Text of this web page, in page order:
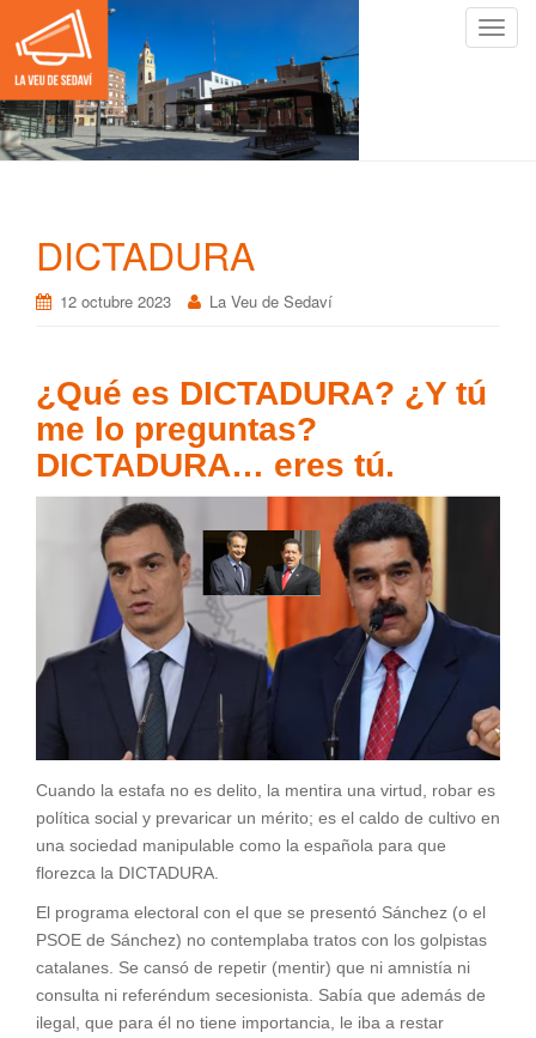
C
DICTADURA
12 octubre 2023 La Veu de Sedaví
¿Qué es DICTADURA? ¿Y tú
me lo preguntas?
DICTADURA… eres tú.
Cuando la estafa no es delito, la mentira una virtud, robar es
política social y prevaricar un mérito; es el caldo de cultivo en
una sociedad manipulable como la española para que
florezca la DICTADURA.
El programa electoral con el que se presentó Sánchez (o el
PSOE de Sánchez) no contemplaba tratos con los golpistas
catalanes. Se cansó de repetir (mentir) que ni amnistía ni
consulta ni referéndum secesionista. Sabía que además de
ilegal, que para él no tiene importancia, le iba a restar